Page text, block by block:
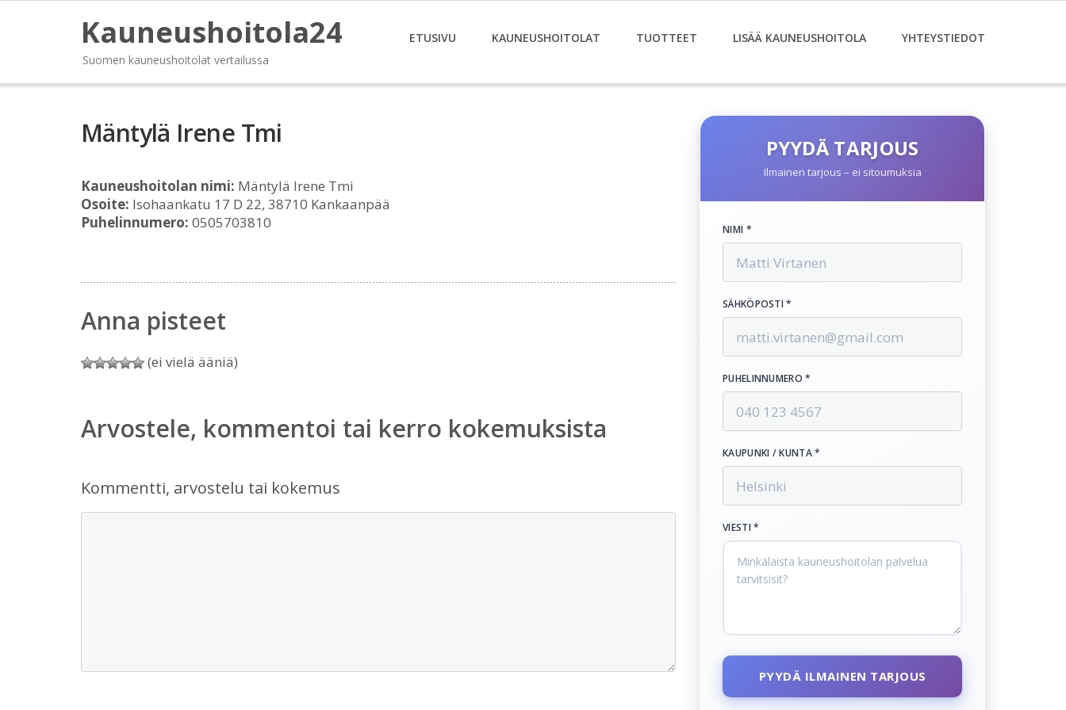
Kauneushoitola24
Suomen kauneushoitolat vertailussa
ETUSIVU KAUNEUSHOITOLAT TUOTTEET LISÄÄ KAUNEUSHOITOLA YHTEYSTIEDOT
Mäntylä Irene Tmi
Kauneushoitolan nimi: Mäntylä Irene Tmi
Osoite: Isohaankatu 17 D 22, 38710 Kankaanpää
Puhelinnumero: 0505703810
Anna pisteet
(ei vielä ääniä)
Arvostele, kommentoi tai kerro kokemuksista
Kommentti, arvostelu tai kokemus
PYYDÄ TARJOUS
Ilmainen tarjous – ei sitoumuksia
NIMI *
SÄHKÖPOSTI *
PUHELINNUMERO *
KAUPUNKI / KUNTA *
VIESTI *
PYYDÄ ILMAINEN TARJOUS